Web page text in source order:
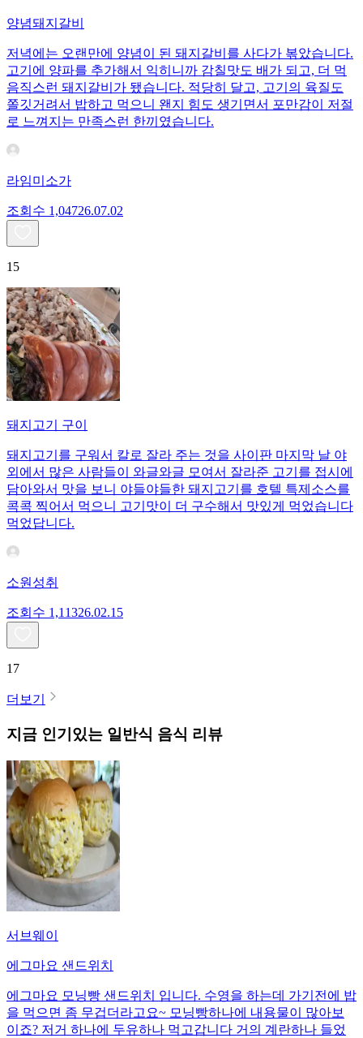
양념돼지갈비
저녁에는 오랜만에 양념이 된 돼지갈비를 사다가 볶았습니다.
고기에 양파를 추가해서 익히니까 감칠맛도 배가 되고, 더 먹
음직스런 돼지갈비가 됐습니다. 적당히 달고, 고기의 육질도
쫄깃거려서 밥하고 먹으니 왠지 힘도 생기면서 포만감이 저절
로 느껴지는 만족스런 한끼였습니다.
라임미소가
조회수 1,04726.07.02
15
돼지고기 구이
돼지고기를 구워서 칼로 잘라 주는 것을 사이판 마지막 날 야
외에서 많은 사람들이 와글와글 모여서 잘라준 고기를 접시에
담아와서 맛을 보니 야들야들한 돼지고기를 호텔 특제소스를
콕콕 찍어서 먹으니 고기맛이 더 구수해서 맛있게 먹었습니다
먹었답니다.
소원성취
조회수 1,11326.02.15
17
더보기
지금 인기있는 일반식 음식 리뷰
서브웨이
에그마요 샌드위치
에그마요 모닝빵 샌드위치 입니다. 수영을 하는데 가기전에 밥
을 먹으면 좀 무겁더라고요~ 모닝빵하나에 내용물이 많아보
이죠? 저거 하나에 두유하나 먹고갑니다 거의 계란하나 들었